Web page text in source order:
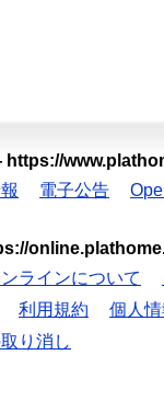
https://
電子公告
ラインについて
利用規約 個人
り消し